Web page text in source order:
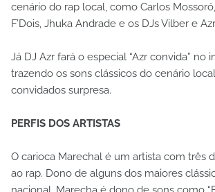
cenário do rap local, como Carlos
F’Dois, Jhuka Andrade e os DJs Vilber e
Já DJ Azr fará o especial “Azr convida” no
trazendo os sons clássicos do cenário
convidados surpresa.
PERFIS DOS ARTISTAS
O carioca Marechal é um artista com três
ao rap. Dono de alguns dos maiores